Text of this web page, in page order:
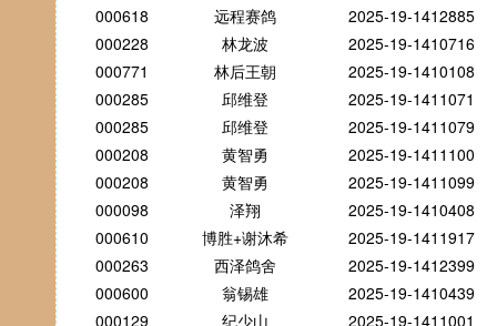
000618
远程赛鸽
2025-19-1412885
000228
林龙波
2025-19-1410716
000771
林后王朝
2025-19-1410108
000285
邱维登
2025-19-1411071
000285
邱维登
2025-19-1411079
000208
黄智勇
2025-19-1411100
000208
黄智勇
2025-19-1411099
000098
泽翔
2025-19-1410408
000610
博胜+谢沐希
2025-19-1411917
000263
西泽鸽舍
2025-19-1412399
000600
翁锡雄
2025-19-1410439
000129
纪少山
2025-19-1411001